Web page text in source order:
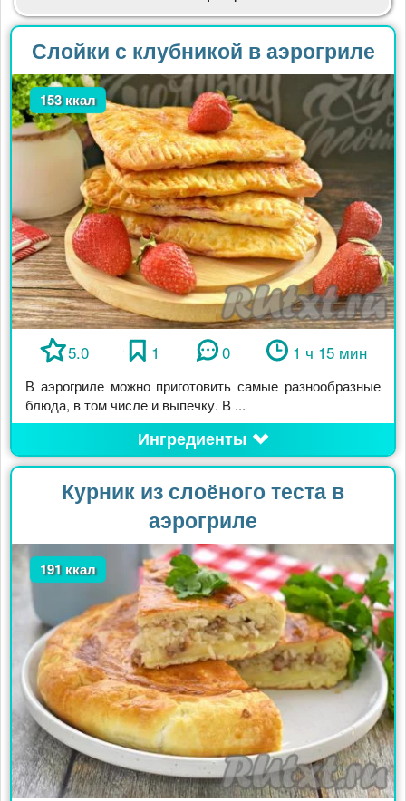
Слойки с клубникой в аэрогриле
153 ккал
5.0 1 0 1 ч 15 мин
В аэрогриле можно приготовить самые разнообразные
блюда, в том числе и выпечку. В ...
Ингредиенты
Курник из слоёного теста в
аэрогриле
191 ккал